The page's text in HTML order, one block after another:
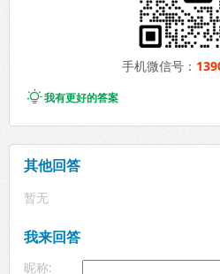
手机微信号：
我有更好的答案
其他回答
暂无
我来回答
昵称: